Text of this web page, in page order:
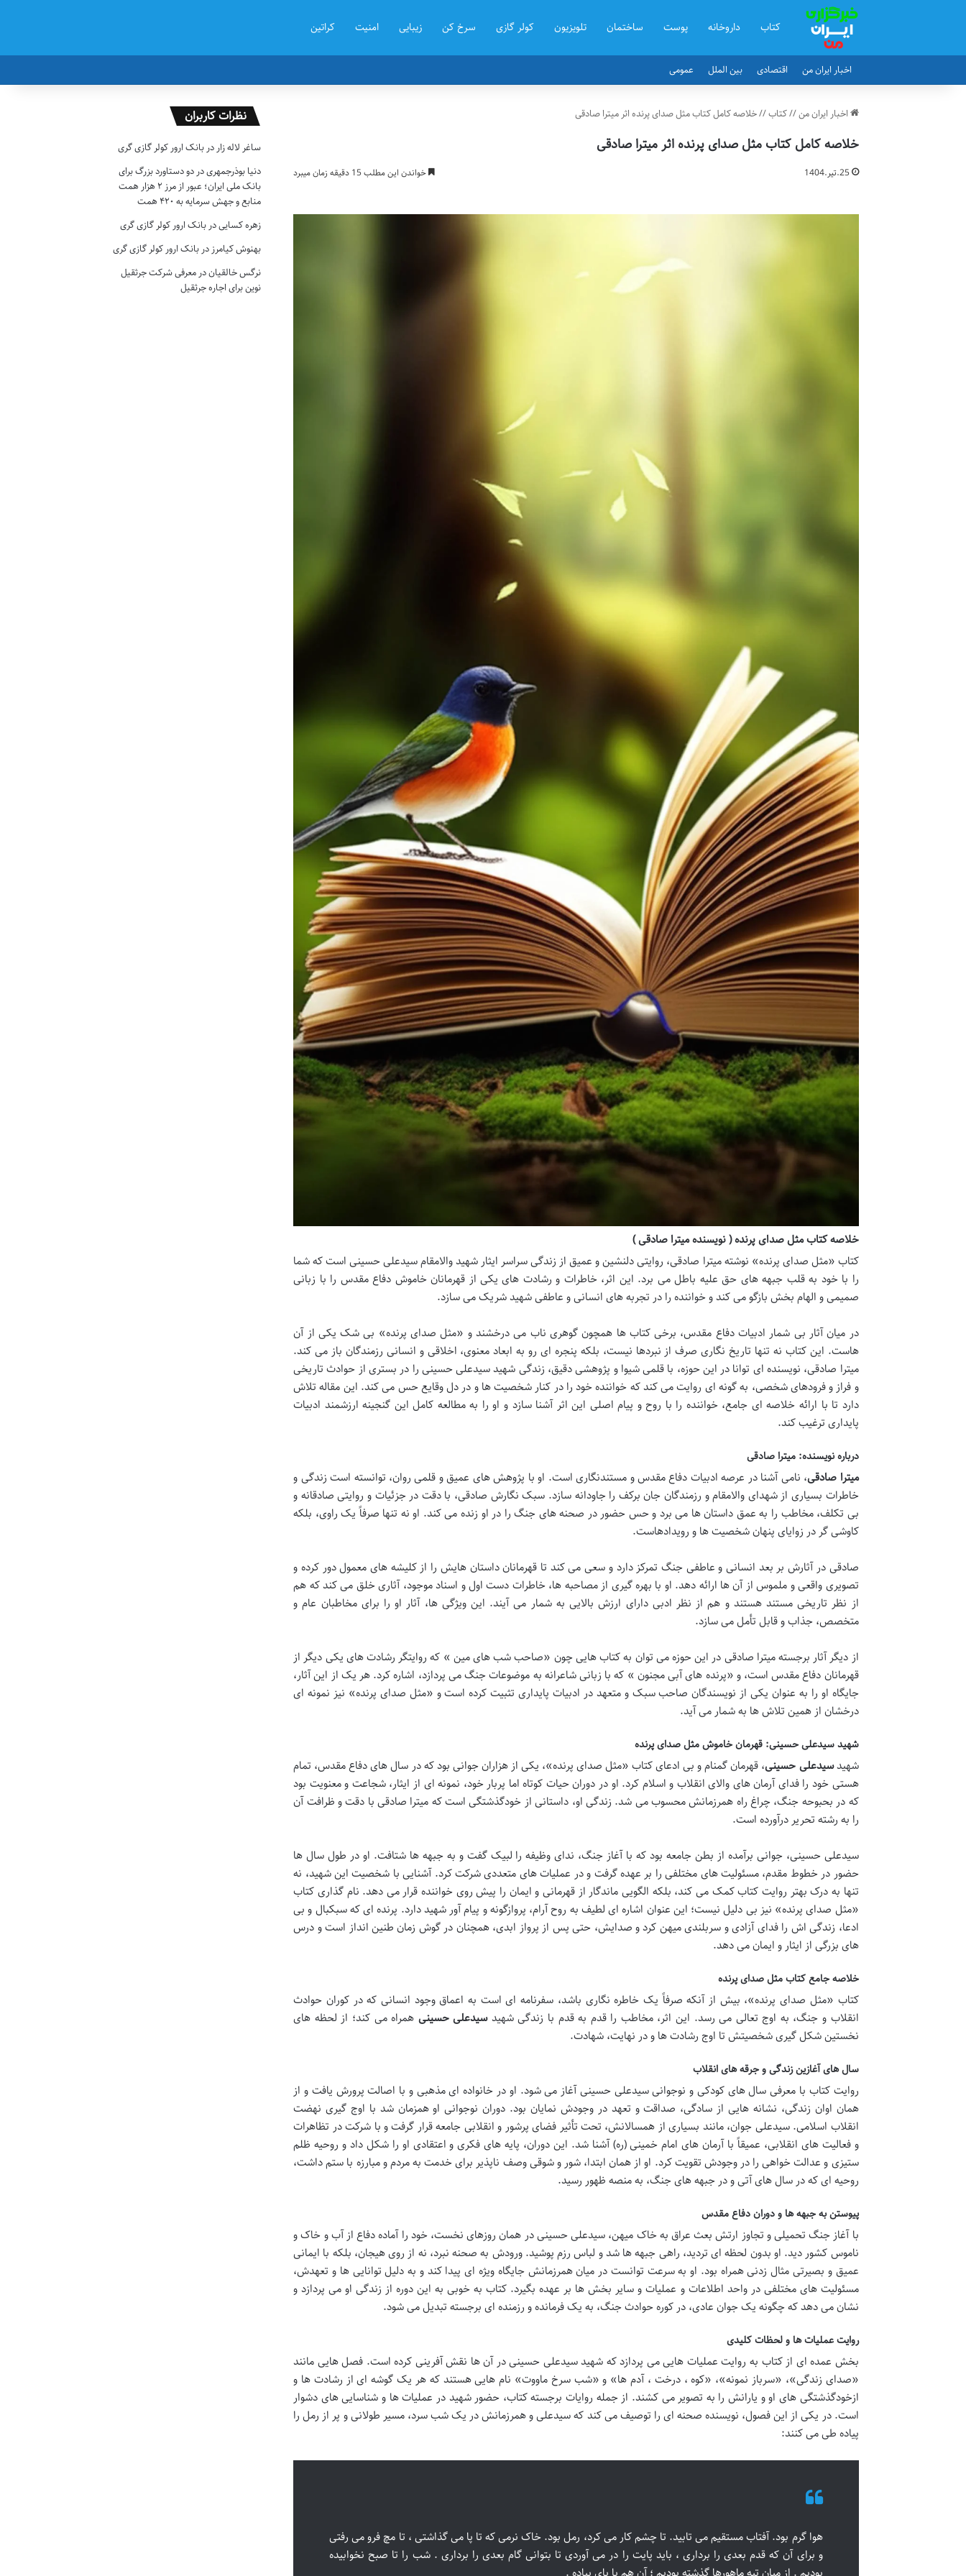
کتاب داروخانه پوست ساختمان تلویزیون کولر گازی سرخ کن زیبایی امنیت کراتین
اخبار ایران من اقتصادی بین الملل عمومی
اخبار ایران من//کتاب//خلاصه کامل کتاب مثل صدای پرنده اثر میترا صادقی
خلاصه کامل کتاب مثل صدای پرنده اثر میترا صادقی
25.تیر.1404 خواندن این مطلب 15 دقیقه زمان میبرد
خلاصه کتاب مثل صدای پرنده ( نویسنده میترا صادقی )
کتاب «مثل صدای پرنده» نوشته میترا صادقی، روایتی دلنشین و عمیق از زندگی سراسر ایثار شهید والامقام سیدعلی حسینی است که شما
را با خود به قلب جبهه های حق علیه باطل می برد. این اثر، خاطرات و رشادت های یکی از قهرمانان خاموش دفاع مقدس را با زبانی
صمیمی و الهام بخش بازگو می کند و خواننده را در تجربه های انسانی و عاطفی شهید شریک می سازد.
در میان آثار بی شمار ادبیات دفاع مقدس، برخی کتاب ها همچون گوهری ناب می درخشند و «مثل صدای پرنده» بی شک یکی از آن
هاست. این کتاب نه تنها تاریخ نگاری صرف از نبردها نیست، بلکه پنجره ای رو به ابعاد معنوی، اخلاقی و انسانی رزمندگان باز می کند.
میترا صادقی، نویسنده ای توانا در این حوزه، با قلمی شیوا و پژوهشی دقیق، زندگی شهید سیدعلی حسینی را در بستری از حوادث تاریخی
و فراز و فرودهای شخصی، به گونه ای روایت می کند که خواننده خود را در کنار شخصیت ها و در دل وقایع حس می کند. این مقاله تلاش
دارد تا با ارائه خلاصه ای جامع، خواننده را با روح و پیام اصلی این اثر آشنا سازد و او را به مطالعه کامل این گنجینه ارزشمند ادبیات
پایداری ترغیب کند.
درباره نویسنده: میترا صادقی
میترا صادقی، نامی آشنا در عرصه ادبیات دفاع مقدس و مستندنگاری است. او با پژوهش های عمیق و قلمی روان، توانسته است زندگی و
خاطرات بسیاری از شهدای والامقام و رزمندگان جان برکف را جاودانه سازد. سبک نگارش صادقی، با دقت در جزئیات و روایتی صادقانه و
بی تکلف، مخاطب را به عمق داستان ها می برد و حس حضور در صحنه های جنگ را در او زنده می کند. او نه تنها صرفاً یک راوی، بلکه
کاوشی گر در زوایای پنهان شخصیت ها و رویدادهاست.
صادقی در آثارش بر بعد انسانی و عاطفی جنگ تمرکز دارد و سعی می کند تا قهرمانان داستان هایش را از کلیشه های معمول دور کرده و
تصویری واقعی و ملموس از آن ها ارائه دهد. او با بهره گیری از مصاحبه ها، خاطرات دست اول و اسناد موجود، آثاری خلق می کند که هم
از نظر تاریخی مستند هستند و هم از نظر ادبی دارای ارزش بالایی به شمار می آیند. این ویژگی ها، آثار او را برای مخاطبان عام و
متخصص، جذاب و قابل تأمل می سازد.
از دیگر آثار برجسته میترا صادقی در این حوزه می توان به کتاب هایی چون «صاحب شب های مین » که روایتگر رشادت های یکی دیگر از
قهرمانان دفاع مقدس است، و «پرنده های آبی مجنون » که با زبانی شاعرانه به موضوعات جنگ می پردازد، اشاره کرد. هر یک از این آثار،
جایگاه او را به عنوان یکی از نویسندگان صاحب سبک و متعهد در ادبیات پایداری تثبیت کرده است و «مثل صدای پرنده» نیز نمونه ای
درخشان از همین تلاش ها به شمار می آید.
شهید سیدعلی حسینی: قهرمان خاموش مثل صدای پرنده
شهیدسیدعلی حسینی، قهرمان گمنام و بی ادعای کتاب «مثل صدای پرنده»، یکی از هزاران جوانی بود که در سال های دفاع مقدس، تمام
هستی خود را فدای آرمان های والای انقلاب و اسلام کرد. او در دوران حیات کوتاه اما پربار خود، نمونه ای از ایثار، شجاعت و معنویت بود
که در بحبوحه جنگ، چراغ راه همرزمانش محسوب می شد. زندگی او، داستانی از خودگذشتگی است که میترا صادقی با دقت و ظرافت آن
را به رشته تحریر درآورده است.
سیدعلی حسینی، جوانی برآمده از بطن جامعه بود که با آغاز جنگ، ندای وظیفه را لبیک گفت و به جبهه ها شتافت. او در طول سال ها
حضور در خطوط مقدم، مسئولیت های مختلفی را بر عهده گرفت و در عملیات های متعددی شرکت کرد. آشنایی با شخصیت این شهید، نه
تنها به درک بهتر روایت کتاب کمک می کند، بلکه الگویی ماندگار از قهرمانی و ایمان را پیش روی خواننده قرار می دهد. نام گذاری کتاب
«مثل صدای پرنده» نیز بی دلیل نیست؛ این عنوان اشاره ای لطیف به روح آرام، پروازگونه و پیام آور شهید دارد. پرنده ای که سبکبال و بی
ادعا، زندگی اش را فدای آزادی و سربلندی میهن کرد و صدایش، حتی پس از پرواز ابدی، همچنان در گوش زمان طنین انداز است و درس
های بزرگی از ایثار و ایمان می دهد.
خلاصه جامع کتاب مثل صدای پرنده
کتاب «مثل صدای پرنده»، بیش از آنکه صرفاً یک خاطره نگاری باشد، سفرنامه ای است به اعماق وجود انسانی که در کوران حوادث
انقلاب و جنگ، به اوج تعالی می رسد. این اثر، مخاطب را قدم به قدم با زندگی شهیدسیدعلی حسینی همراه می کند؛ از لحظه های
نخستین شکل گیری شخصیتش تا اوج رشادت ها و در نهایت، شهادت.
سال های آغازین زندگی و جرقه های انقلاب
روایت کتاب با معرفی سال های کودکی و نوجوانی سیدعلی حسینی آغاز می شود. او در خانواده ای مذهبی و با اصالت پرورش یافت و از
همان اوان زندگی، نشانه هایی از سادگی، صداقت و تعهد در وجودش نمایان بود. دوران نوجوانی او همزمان شد با اوج گیری نهضت
انقلاب اسلامی. سیدعلی جوان، مانند بسیاری از همسالانش، تحت تأثیر فضای پرشور و انقلابی جامعه قرار گرفت و با شرکت در تظاهرات
و فعالیت های انقلابی، عمیقاً با آرمان های امام خمینی (ره) آشنا شد. این دوران، پایه های فکری و اعتقادی او را شکل داد و روحیه ظلم
ستیزی و عدالت خواهی را در وجودش تقویت کرد. او از همان ابتدا، شور و شوقی وصف ناپذیر برای خدمت به مردم و مبارزه با ستم داشت،
روحیه ای که در سال های آتی و در جبهه های جنگ، به منصه ظهور رسید.
پیوستن به جبهه ها و دوران دفاع مقدس
با آغاز جنگ تحمیلی و تجاوز ارتش بعث عراق به خاک میهن، سیدعلی حسینی در همان روزهای نخست، خود را آماده دفاع از آب و خاک و
ناموس کشور دید. او بدون لحظه ای تردید، راهی جبهه ها شد و لباس رزم پوشید. ورودش به صحنه نبرد، نه از روی هیجان، بلکه با ایمانی
عمیق و بصیرتی مثال زدنی همراه بود. او به سرعت توانست در میان همرزمانش جایگاه ویژه ای پیدا کند و به دلیل توانایی ها و تعهدش،
مسئولیت های مختلفی در واحد اطلاعات و عملیات و سایر بخش ها بر عهده بگیرد. کتاب به خوبی به این دوره از زندگی او می پردازد و
نشان می دهد که چگونه یک جوان عادی، در کوره حوادث جنگ، به یک فرمانده و رزمنده ای برجسته تبدیل می شود.
روایت عملیات ها و لحظات کلیدی
بخش عمده ای از کتاب به روایت عملیات هایی می پردازد که شهید سیدعلی حسینی در آن ها نقش آفرینی کرده است. فصل هایی مانند
«صدای زندگی»، «سرباز نمونه»، «کوه ، درخت ، آدم ها» و «شب سرخ ماووت» نام هایی هستند که هر یک گوشه ای از رشادت ها و
ازخودگذشتگی های او و یارانش را به تصویر می کشند. از جمله روایات برجسته کتاب، حضور شهید در عملیات ها و شناسایی های دشوار
است. در یکی از این فصول، نویسنده صحنه ای را توصیف می کند که سیدعلی و همرزمانش در یک شب سرد، مسیر طولانی و پر از رمل را
پیاده طی می کنند:
هوا گرم بود. آفتاب مستقیم می تابید. تا چشم کار می کرد، رمل بود. خاک نرمی که تا پا می گذاشتی ، تا مچ فرو می رفتی
و برای آن که قدم بعدی را برداری ، باید پایت را در می آوردی تا بتوانی گام بعدی را برداری . شب را تا صبح نخوابیده
نظرات کاربران
ساغر لاله زار در بانک ارور کولر گازی گری
دنیا بوذرجمهریدر دو دستاورد بزرگ برای
بانک ملی ایران؛ عبور از مرز ۲ هزار همت
منابع و جهش سرمایه به ۴۲۰ همت
زهره کساییدر بانک ارور کولر گازی گری
بهنوش کیامرز در بانک ارور کولر گازی گری
نرگس خالقیاندر معرفی شرکت جرثقیل
نوین برای اجاره جرثقیل